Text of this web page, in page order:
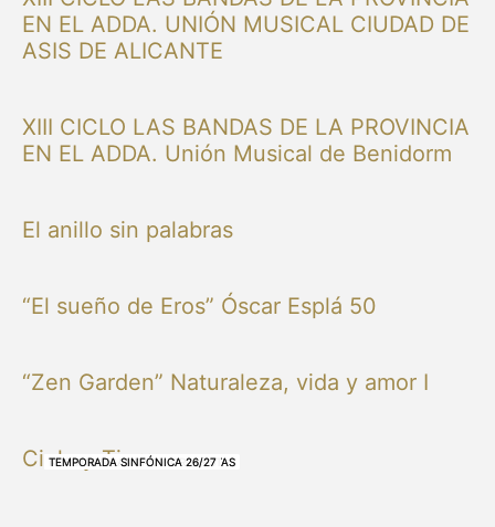
NUESTRAS BANDAS Y ORQUESTAS
NUESTRAS BANDAS Y ORQUESTAS
OTRAS MÚSICAS
EN EL ADDA. UNIÓN MUSICAL CIUDAD DE
ASIS DE ALICANTE
NUESTRAS BANDAS Y ORQUESTAS
XIII CICLO LAS BANDAS DE LA PROVINCIA
EN EL ADDA. Unión Musical de Benidorm
NUESTRAS BANDAS Y ORQUESTAS
El anillo sin palabras
TEMPORADA SINFÓNICA 26/27
“El sueño de Eros” Óscar Esplá 50
TEMPORADA SINFÓNICA 26/27
“Zen Garden” Naturaleza, vida y amor I
TEMPORADA SINFÓNICA 26/27
Cielo y Tierra
TEMPORADA SINFÓNICA 26/27